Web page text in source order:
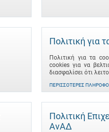
Πολιτική για
Πολιτική για τα
cookies για να
διασφαλίσει ότι
ΠΕΡΙΣΣΌΤΕΡΕΣ
Πολιτική
ΑνΑΔ